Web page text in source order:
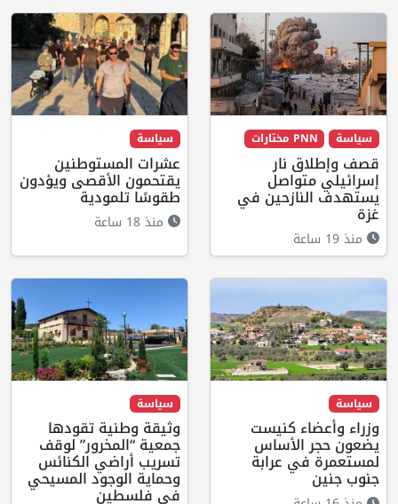
سياسة PNN مختارات
قصف وإطلاق نار
إسرائيلي متواصل
يستهدف النازحين في
غزة
منذ 19 ساعة
سياسة
عشرات المستوطنين
يقتحمون الأقصى ويؤدون
طقوسًا تلمودية
منذ 18 ساعة
سياسة
وزراء وأعضاء كنيست
يضعون حجر الأساس
لمستعمرة في عرابة
جنوب جنين
سياسة
وثيقة وطنية تقودها
جمعية “المخرور” لوقف
تسريب أراضي الكنائس
وحماية الوجود المسيحي
في فلسطين